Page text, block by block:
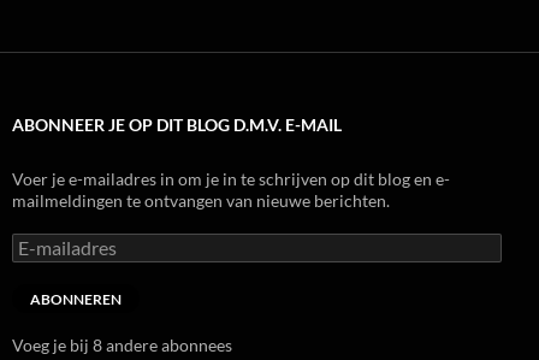
ABONNEER JE OP DIT BLOG D.M.V. E-MAIL
Voer je e-mailadres in om je in te schrijven op dit blog en e-
mailmeldingen te ontvangen van nieuwe berichten.
E-
mailadres
ABONNEREN
Voeg je bij 8 andere abonnees